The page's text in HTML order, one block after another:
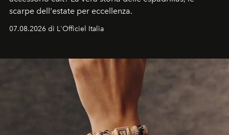
scarpe dell'estate per eccellenza.
07.08.2026 di L'Officiel Italia